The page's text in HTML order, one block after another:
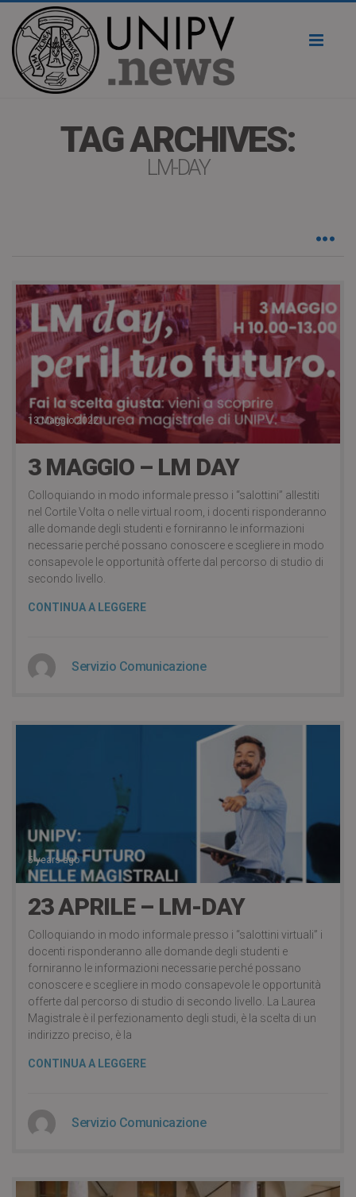
TAG ARCHIVES:
LM-DAY
13 Maggio 2022
3 MAGGIO – LM DAY
Colloquiando in modo informale presso i “salottini” allestiti
nel Cortile Volta o nelle virtual room, i docenti risponderanno
alle domande degli studenti e forniranno le informazioni
necessarie perché possano conoscere e scegliere in modo
consapevole le opportunità offerte dal percorso di studio di
secondo livello.
CONTINUA A LEGGERE
Servizio Comunicazione
5 years ago
23 APRILE – LM-DAY
Colloquiando in modo informale presso i “salottini virtuali” i
docenti risponderanno alle domande degli studenti e
forniranno le informazioni necessarie perché possano
conoscere e scegliere in modo consapevole le opportunità
offerte dal percorso di studio di secondo livello. La Laurea
Magistrale è il perfezionamento degli studi, è la scelta di un
indirizzo preciso, è la
CONTINUA A LEGGERE
Servizio Comunicazione